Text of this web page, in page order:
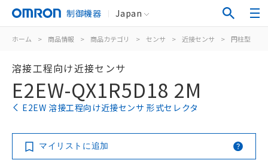
制御機器 Japan
ホーム > 商品情報 > 商品カテゴリ > センサ > 近接センサ > 円柱型
溶接工程向け近接センサ
E2EW-QX1R5D18 2M
E2EW 溶接工程向け近接センサ 形式セレクタ
マイリストに追加